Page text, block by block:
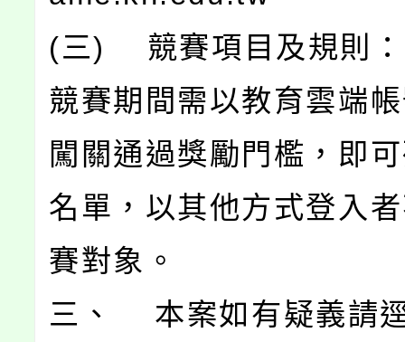
(三) 競賽項目及規則：
競賽期間需以教育雲端
闖關通過獎勵門檻，即
名單，以其他方式登入
賽對象。
三、 本案如有疑義請